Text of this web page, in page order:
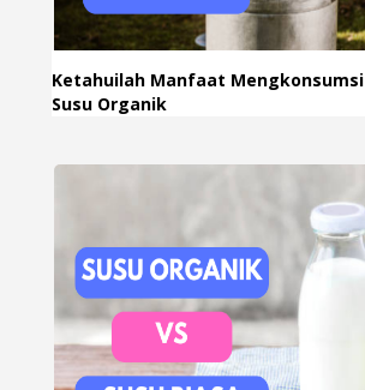
Ketahuilah Manfaat Mengkonsumsi
Susu Organik